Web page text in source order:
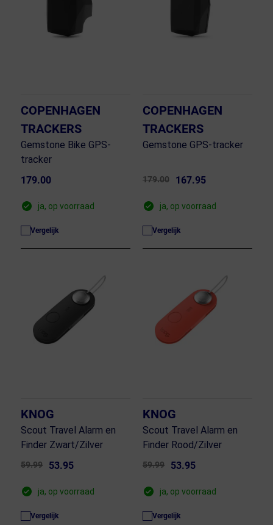
COPENHAGEN
TRACKERS
Gemstone Bike GPS-
tracker
179.00
ja, op voorraad
Vergelijk
COPENHAGEN
TRACKERS
Gemstone GPS-tracker
179.00 167.95
ja, op voorraad
Vergelijk
KNOG
Scout Travel Alarm en
Finder Zwart/Zilver
59.99 53.95
ja, op voorraad
Vergelijk
KNOG
Scout Travel Alarm en
Finder Rood/Zilver
59.99 53.95
ja, op voorraad
Vergelijk